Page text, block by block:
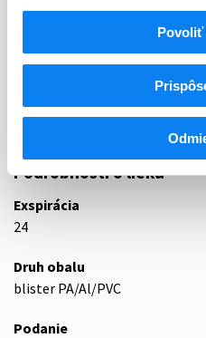
Povoliť
ATC
Centrálna
N05
Psycholeptiká
Anxiolytiká
N05BA12
Alprazolam
Podrobnosti o lieku
Exspirácia
24
Druh obalu
blister PA/Al/PVC
Podanie